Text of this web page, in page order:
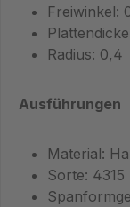
Freiwinkel:
Radius: 0,4
Ausführungen
Material:
Sorte: 4315